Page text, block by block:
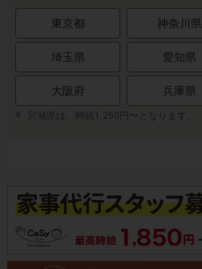
東京都 神奈川県
埼玉県 愛知県
大阪府 兵庫県
宮城県は、時給1,250円〜となります。